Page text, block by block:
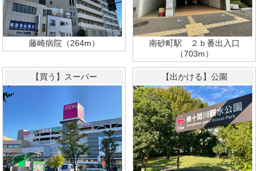
藤崎病院（264m）
南砂町駅 ２ｂ番出入口
（703m）
【買う】スーパー 【出かける】公園